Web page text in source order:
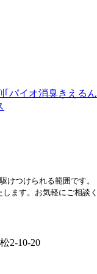
けつけられる範囲です。
ます。お気軽にご相談く
2-10-20